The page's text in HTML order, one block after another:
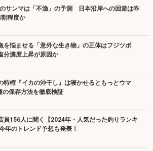
サンマは「不漁」の予測 日本沿岸への回遊は昨
程度か
を悩ませる「意外な生き物」の正体はフジツボ
分濃度上昇が原因か
特権『イカの沖干し』は寝かせるともっとウマ
の保存方法を徹底検証
員156人に聞く【2024年・人気だった釣りランキ
年のトレンド予想も発表！